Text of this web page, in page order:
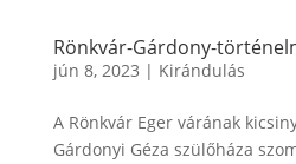
Rönkvár-Gárdony-
jún 8, 2023 | Kirándulás
A Rönkvár Eger várának
Gárdonyi Géza szülőháza